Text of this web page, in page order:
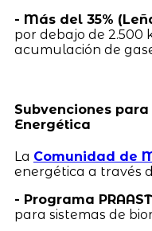
- Más del 35%
por debajo de 2.500
acumulación de
Subvenciones
Energética
La Comunidad de
energética a través
- Programa
para sistemas de